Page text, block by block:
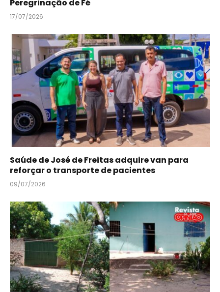
Peregrinação de Fé
17/07/2026
Saúde de José de Freitas adquire van para
reforçar o transporte de pacientes
09/07/2026